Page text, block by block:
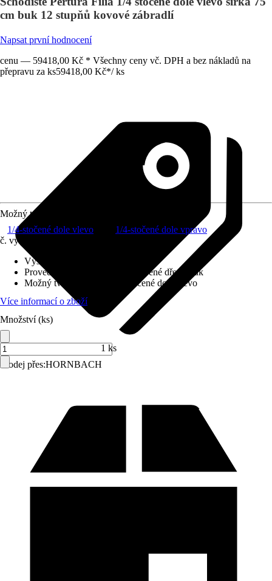
cm buk 12 stupňů kovové zábradlí
Napsat první hodnocení
cenu — 59418,00 Kč * Všechny ceny vč. DPH a bez nákladů na
přepravu za ks59418,00 Kč*/ ks
Prodej přes:HORNBACH
Možný tvar schodiště
1/4-stočené dole vlevo
1/4-stočené dole vpravo
č. výrobku
Výška patra
Provedení stupňů schodiště
Lepené dřevo buk
Možný tvar schodiště
1/4-stočené dole vlevo
Více informací o zboží
Množství (ks)
1 ks